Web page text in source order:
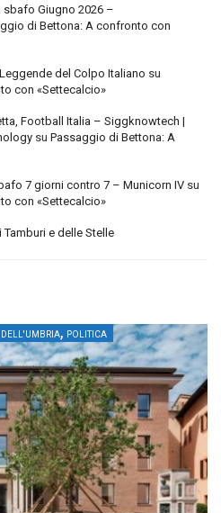
Giugno 2026 –
di Bettona: A confronto con
del Colpo Italiano su
con «Settecalcio»
Football Italia – Siggknowtech |
su Passaggio di Bettona: A
7 giorni contro 7 – Municorn IV su
con «Settecalcio»
e delle Stelle
DELL'UMBRIA, POLITICA